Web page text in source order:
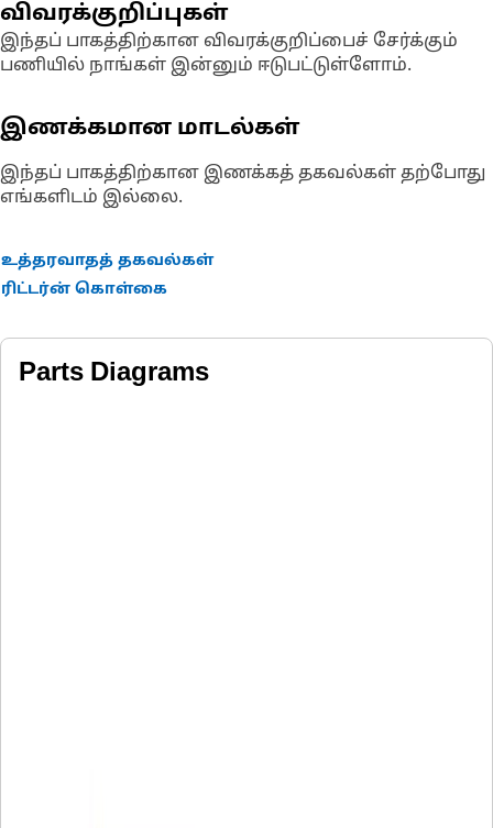
விவரக்குறிப்புகள்
இந்தப் பாகத்திற்கான விவரக்குறிப்பைச் சேர்க்கும்
பணியில் நாங்கள் இன்னும் ஈடுபட்டுள்ளோம்.
இணக்கமான மாடல்கள்
இந்தப் பாகத்திற்கான இணக்கத் தகவல்கள் தற்போது
எங்களிடம் இல்லை.
உத்தரவாதத் தகவல்கள்
ரிட்டர்ன் கொள்கை
Parts Diagrams